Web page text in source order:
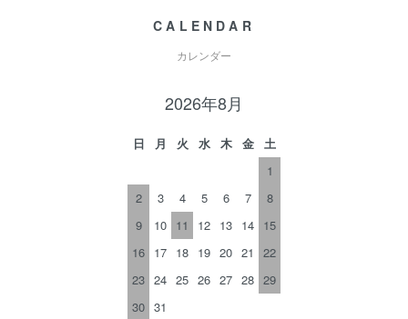
CALENDAR
カレンダー
2026年8月
日 月 火 水 木 金
土
1
2
3 4 5 6 7
8
9
10 11 12 13 14 15
16 17 18 19 20 21
22
23 24 25 26 27 28 29
30 31